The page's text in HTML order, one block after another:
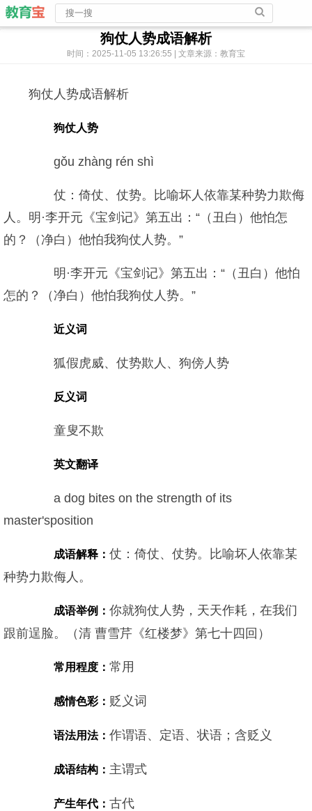
狗仗人势成语解析
时间：2025-11-05 13:26:55 | 文章来源：教育宝
狗仗人势成语解析
狗仗人势
gǒu zhàng rén shì
仗：倚仗、仗势。比喻坏人依靠某种势力欺侮
人。明·李开元《宝剑记》第五出：“（丑白）他怕怎
的？（净白）他怕我狗仗人势。”
明·李开元《宝剑记》第五出：“（丑白）他怕
怎的？（净白）他怕我狗仗人势。”
近义词
狐假虎威、仗势欺人、狗傍人势
反义词
童叟不欺
英文翻译
a dog bites on the strength of its
master'sposition
成语解释： 仗：倚仗、仗势。比喻坏人依靠某
种势力欺侮人。
成语举例： 你就狗仗人势，天天作耗，在我们
跟前逞脸。（清 曹雪芹《红楼梦》第七十四回）
常用程度： 常用
感情色彩： 贬义词
语法用法： 作谓语、定语、状语；含贬义
成语结构： 主谓式
产生年代： 古代